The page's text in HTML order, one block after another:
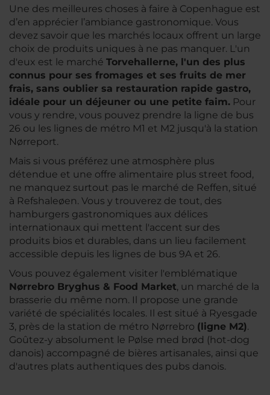
Une des meilleures choses à faire à Copenhague est
d’en apprécier l’ambiance gastronomique. Vous
devez savoir que les marchés locaux offrent un large
choix de produits uniques à ne pas manquer. L'un
d'eux est le marché Torvehallerne, l'un des plus
connus pour ses fromages et ses fruits de mer
frais, sans oublier sa restauration rapide gastro,
idéale pour un déjeuner ou une petite faim. Pour
vous y rendre, vous pouvez prendre la ligne de bus
26 ou les lignes de métro M1 et M2 jusqu'à la station
Nørreport.
Mais si vous préférez une atmosphère plus
détendue et une offre alimentaire plus street food,
ne manquez surtout pas le marché de Reffen, situé
à Refshaleøen. Vous y trouverez de tout, des
hamburgers gastronomiques aux délices
internationaux qui mettent l'accent sur des
produits bios et durables, dans un lieu facilement
accessible depuis les lignes de bus 9A et 26.
Vous pouvez également visiter l'emblématique
Nørrebro Bryghus & Food Market, un marché de la
brasserie du même nom. Il propose une grande
variété de spécialités locales. Il est situé à Ryesgade
3, près de la station de métro Nørrebro (ligne M2).
Goûtez-y absolument le Pølse med brød (hot-dog
danois) accompagné de bières artisanales, ainsi que
d'autres plats authentiques des pubs danois.